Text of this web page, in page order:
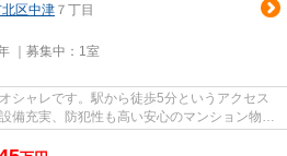
区中津 ７丁目
｜募集中： 1室
シャレです。駅から徒歩5分というアクセス
備充実、防犯性も高い安心のマンション物件